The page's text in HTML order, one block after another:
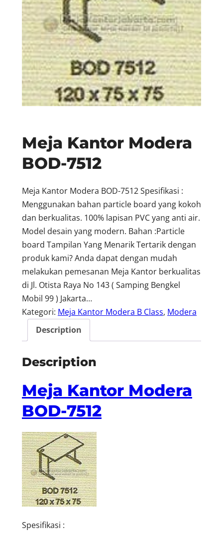
Meja Kantor Modera
BOD-7512
Meja Kantor Modera BOD-7512 Spesifikasi :
Menggunakan bahan particle board yang kokoh
dan berkualitas. 100% lapisan PVC yang anti air.
Model desain yang modern. Bahan :Particle
board Tampilan Yang Menarik Tertarik dengan
produk kami? Anda dapat dengan mudah
melakukan pemesanan Meja Kantor berkualitas
di Jl. Otista Raya No 143 ( Samping Bengkel
Mobil 99 ) Jakarta…
Kategori: Meja Kantor Modera B Class, Modera
Description
Description
Meja Kantor Modera
BOD-7512
Spesifikasi :